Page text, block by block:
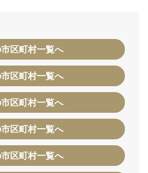
区町村一覧へ
区町村一覧へ
区町村一覧へ
区町村一覧へ
区町村一覧へ